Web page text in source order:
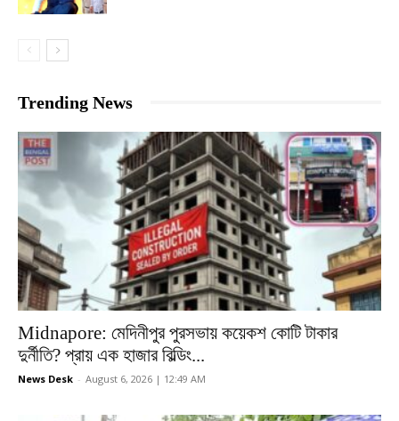
Trending News
Midnapore: মেদিনীপুর পুরসভায় কয়েকশ কোটি টাকার
দুর্নীতি? প্রায় এক হাজার বিল্ডিং...
News Desk - August 6, 2026 | 12:49 AM